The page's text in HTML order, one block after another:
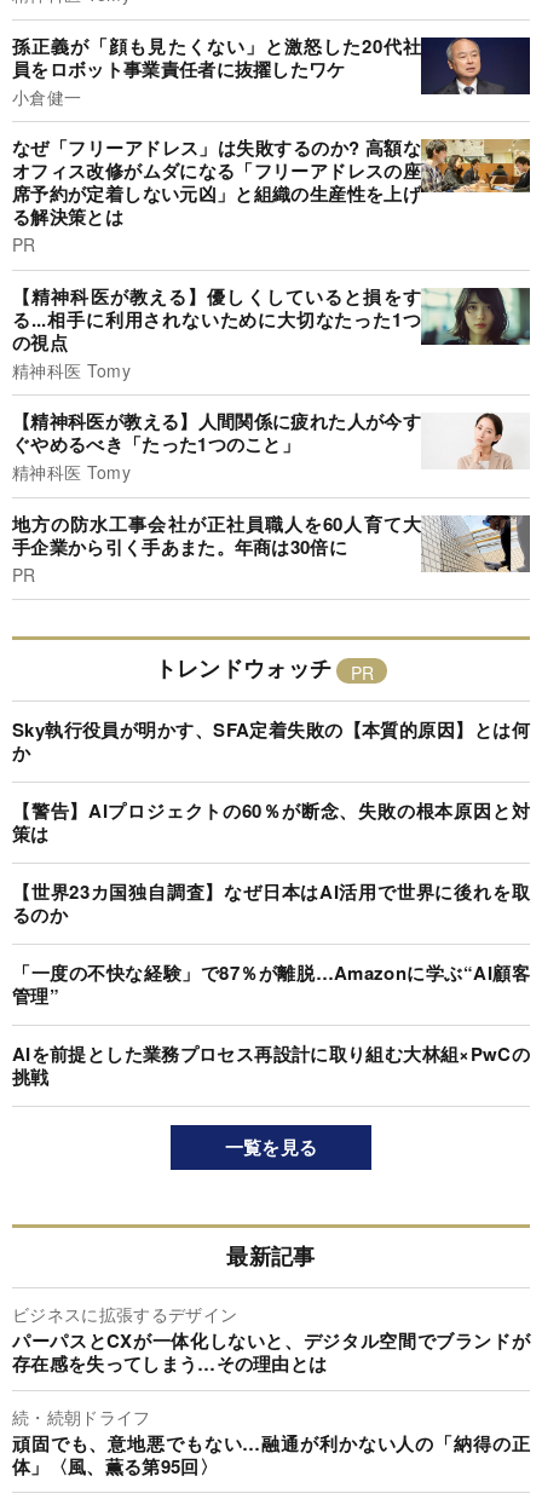
孫正義が「顔も見たくない」と激怒した20代社
員をロボット事業責任者に抜擢したワケ
小倉健一
なぜ「フリーアドレス」は失敗するのか? 高額な
オフィス改修がムダになる「フリーアドレスの座
席予約が定着しない元凶」と組織の生産性を上げ
る解決策とは
PR
【精神科医が教える】優しくしていると損をす
る...相手に利用されないために大切なたった1つ
の視点
精神科医 Tomy
【精神科医が教える】人間関係に疲れた人が今す
ぐやめるべき「たった1つのこと」
精神科医 Tomy
地方の防水工事会社が正社員職人を60人育て大
手企業から引く手あまた。年商は30倍に
PR
トレンドウォッチ
Sky執行役員が明かす、SFA定着失敗の【本質的原因】とは何
か
【警告】AIプロジェクトの60％が断念、失敗の根本原因と対
策は
【世界23カ国独自調査】なぜ日本はAI活用で世界に後れを取
るのか
「一度の不快な経験」で87％が離脱…Amazonに学ぶ“AI顧客
管理”
AIを前提とした業務プロセス再設計に取り組む大林組×PwCの
挑戦
一覧を見る
最新記事
ビジネスに拡張するデザイン
パーパスとCXが一体化しないと、デジタル空間でブランドが
存在感を失ってしまう…その理由とは
続・続朝ドライフ
頑固でも、意地悪でもない…融通が利かない人の「納得の正
体」〈風、薫る第95回〉